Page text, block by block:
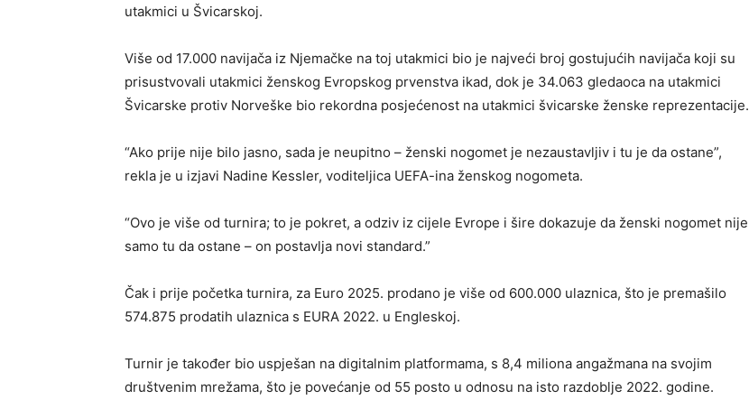
utakmici u Švicarskoj.
Više od 17.000 navijača iz Njemačke na toj utakmici bio je najveći broj gostujućih navijača koji su
prisustvovali utakmici ženskog Evropskog prvenstva ikad, dok je 34.063 gledaoca na utakmici
Švicarske protiv Norveške bio rekordna posjećenost na utakmici švicarske ženske reprezentacije.
“Ako prije nije bilo jasno, sada je neupitno – ženski nogomet je nezaustavljiv i tu je da ostane”,
rekla je u izjavi Nadine Kessler, voditeljica UEFA-ina ženskog nogometa.
“Ovo je više od turnira; to je pokret, a odziv iz cijele Evrope i šire dokazuje da ženski nogomet nije
samo tu da ostane – on postavlja novi standard.”
Čak i prije početka turnira, za Euro 2025. prodano je više od 600.000 ulaznica, što je premašilo
574.875 prodatih ulaznica s EURA 2022. u Engleskoj.
Turnir je također bio uspješan na digitalnim platformama, s 8,4 miliona angažmana na svojim
društvenim mrežama, što je povećanje od 55 posto u odnosu na isto razdoblje 2022. godine.